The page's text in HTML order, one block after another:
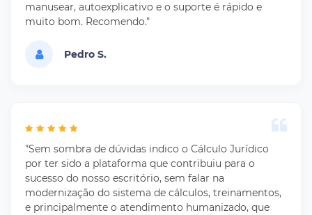
manusear, autoexplicativo e o suporte é rápido e
muito bom. Recomendo."
Pedro S.
"Sem sombra de dúvidas indico o Cálculo Jurídico
por ter sido a plataforma que contribuiu para o
sucesso do nosso escritório, sem falar na
modernização do sistema de cálculos, treinamentos,
e principalmente o atendimento humanizado, que